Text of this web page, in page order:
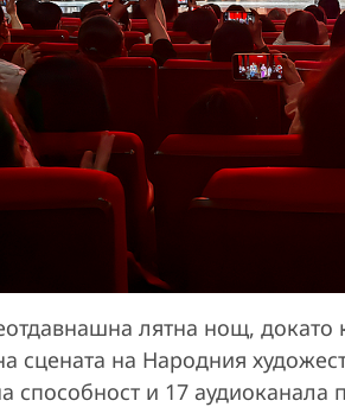
лятна нощ, докато
сцената на Народния
способност и 17